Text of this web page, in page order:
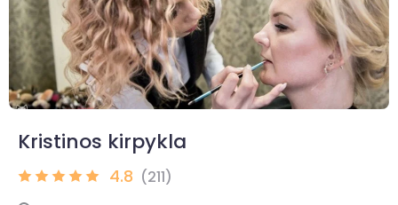
Kristinos kirpykla
4.8 (211)